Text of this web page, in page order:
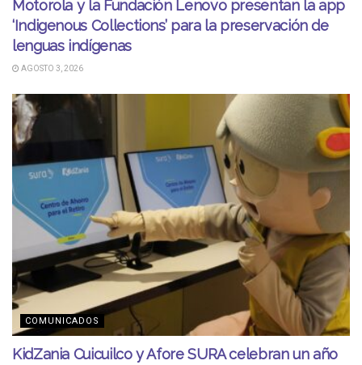
Motorola y la Fundación Lenovo presentan la app
‘Indigenous Collections’ para la preservación de
lenguas indígenas
AGOSTO 3, 2026
COMUNICADOS
KidZania Cuicuilco y Afore SURA celebran un año